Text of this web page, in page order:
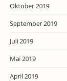
Oktober 2019
September 2019
Juli 2019
Mai 2019
April 2019